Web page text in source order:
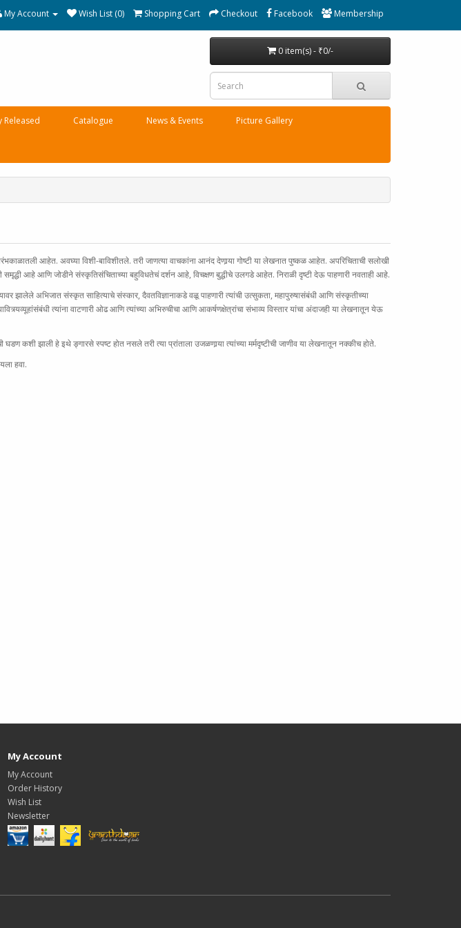
My Account Wish List (0) Shopping Cart Checkout Facebook Membership
0 item(s) - ₹0/-
Released Catalogue News & Events Picture Gallery
आहेत. अवघ्या विशी-बाविशीतले. तरी जाणत्या वाचकांना आनंद देणार्‍या गोष्टी या लेखनात पुष्कळ आहेत. अपरिचिताची सलोखी
आहे आणि जोडीने संस्कृतिसंचिताच्या बहुविधतेचं दर्शन आहे, विचक्षण बुद्धीचे उलगडे आहेत. निराळी दृष्टी देऊ पाहणारी नवताही आहे.
झालेले अभिजात संस्कृत साहित्याचे संस्कार, दैवतविज्ञानाकडे वळू पाहणारी त्यांची उत्सुकता, महापुरुषासंबंधी आणि संस्कृतीच्या
त्यांना वाटणारी ओढ आणि त्यांच्या अभिरुचीचा आणि आकर्षणक्षेत्रांचा संभाव्य विस्तार यांचा अंदाजही या लेखनातून येऊ
घडण कशी झाली हे इथे ङ्गारसे स्पष्ट होत नसले तरी त्या प्रांताला उजळणार्‍या त्यांच्या मर्मदृष्टीची जाणीव या लेखनातून नक्कीच होते.
हवा.
My Account
My Account
Order History
Wish List
Newsletter